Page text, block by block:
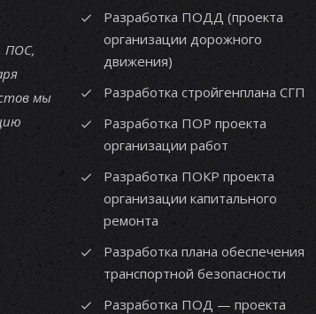
ПОС,
мы
Разработка ПОДД (проекта
организации дорожного
движения)
Разработка стройгенплана СГП
Разработка ПОР проекта
организации работ
Разработка ПОКР проекта
организации капитального
ремонта
Разработка плана обеспечения
транспортной безопасности
Разработка ПОД — проекта